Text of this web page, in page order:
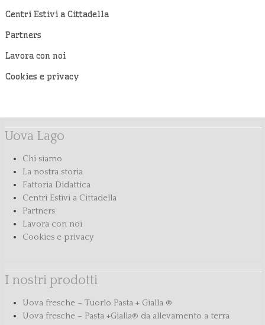
Centri Estivi a Cittadella
Partners
Lavora con noi
Cookies e privacy
Uova Lago
Chi siamo
La nostra storia
Fattoria Didattica
Centri Estivi a Cittadella
Partners
Lavora con noi
Cookies e privacy
I nostri prodotti
Uova fresche – Tuorlo Pasta + Gialla ®
Uova fresche – Pasta +Gialla® da allevamento a terra